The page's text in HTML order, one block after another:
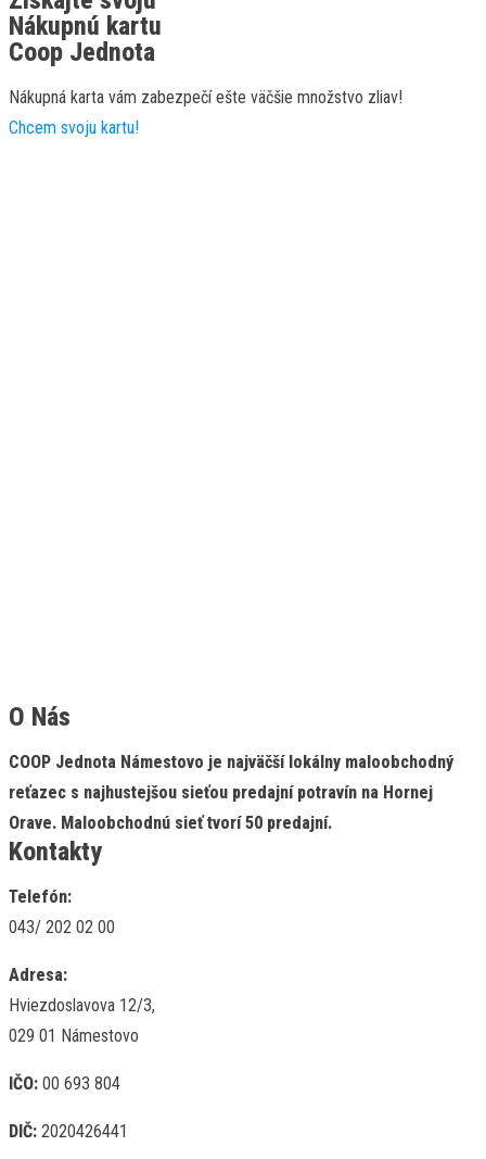
Nákupnú kartu
Coop Jednota
Nákupná karta vám zabezpečí ešte väčšie množstvo zliav!
Chcem svoju kartu!
O Nás
COOP Jednota Námestovo je najväčší lokálny maloobchodný
reťazec s najhustejšou sieťou predajní potravín na Hornej
Orave. Maloobchodnú sieť tvorí 50 predajní.
Kontakty
Telefón:
043/ 202 02 00
Adresa:
Hviezdoslavova 12/3,
029 01 Námestovo
IČO: 00 693 804
DIČ: 2020426441